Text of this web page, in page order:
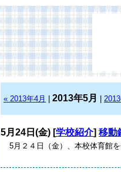
« 2013年4月 2013年5月
5月24日(金) [学校紹介] 移動
5月２４日（金）、本校体育館